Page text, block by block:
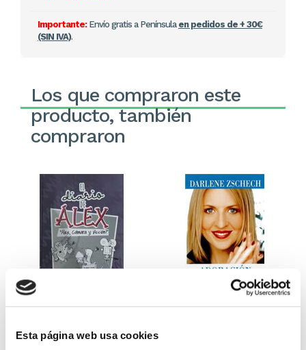
Esta página web usa cookies
Importante:Envío gratis a Península en pedidos de + 30€
(SIN IVA).
Los que compraron este
producto, también
compraron
El diario de Álex 3: ¡Álex,
Adoración sin reservas